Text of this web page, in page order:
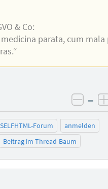
& Co:
parata, cum mala
–
SELFHTML-Forum
anmelden
Beitrag im Thread-Baum